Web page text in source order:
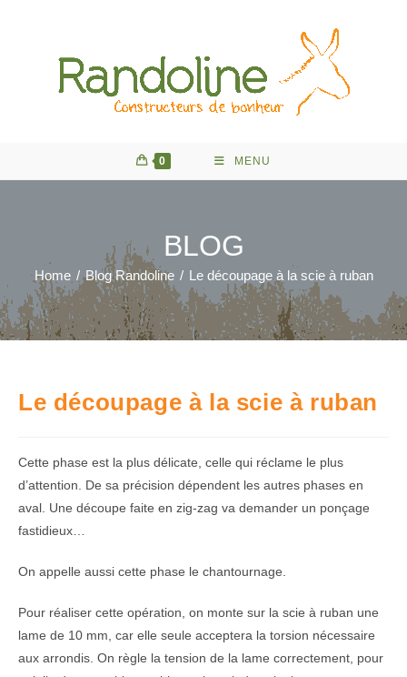
0 MENU
BLOG
Home / Blog Randoline / Le découpage à la scie à ruban
Le découpage à la scie à ruban
Cette phase est la plus délicate, celle qui réclame le plus
d’attention. De sa précision dépendent les autres phases en
aval. Une découpe faite en zig-zag va demander un ponçage
fastidieux…
On appelle aussi cette phase le chantournage.
Pour réaliser cette opération, on monte sur la scie à ruban une
lame de 10 mm, car elle seule acceptera la torsion nécessaire
aux arrondis. On règle la tension de la lame correctement, pour